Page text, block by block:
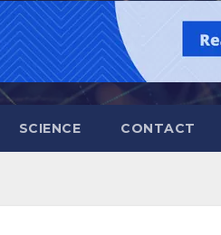
SCIENCE CONTACT